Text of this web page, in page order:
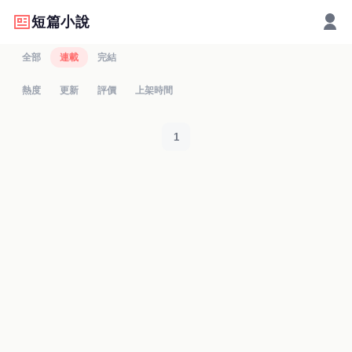
短篇小說
全部 連載 完結
熱度 更新 評價 上架時間
1